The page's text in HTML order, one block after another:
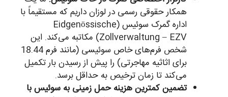
همکار حقوقی رسمی در لوزان داریم که مستقیماً با
اداره گمرک سوئیس (Eidgenössische
Zollverwaltung – EZV) مکاتبه می‌کند. این
شخص فرم‌های خاص سوئیسی (مانند فرم 18.44
برای اثاثیه مهاجرتی) را پیش از رسیدن بار تکمیل
می‌کند تا زمان ترخیص به حداقل برسد.
تضمین کمترین هزینه حمل زمینی به سوئیس با